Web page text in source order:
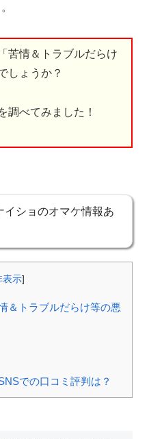
苦情＆トラブルだらけ
しょうか？
調べてみました！
イショのオマケ情報あ
表示]
＆トラブルだらけ等の悪
での口コミ評判は？